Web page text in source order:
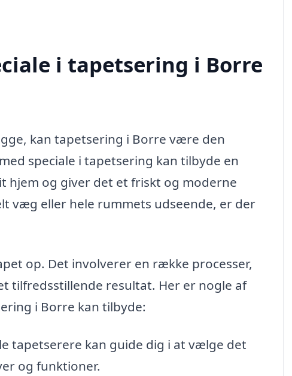
i tapetsering i Borre
kan tapetsering i Borre være den
speciale i tapetsering kan tilbyde en
og giver det et friskt og moderne
væg eller hele rummets udseende, er der
op. Det involverer en række processer,
tilfredsstillende resultat. Her er nogle af
i Borre kan tilbyde:
tapetserere kan guide dig i at vælge det
og funktioner.